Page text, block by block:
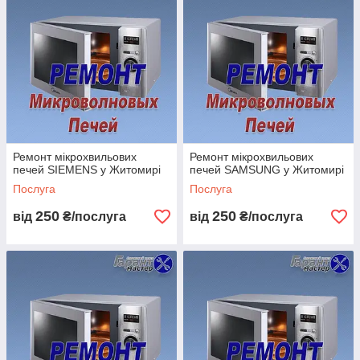
Ви телефонуєте нам або присилаєте заявку на ремонт!
Узгоджуємо час і дату прибуття майстра!
Майстер поспішає до Вас!
Ремонт мікрохвильових
печей SIEMENS у Житомирі
Послуга
від 250 ₴/послуга
Ремонт мікрохвильових
печей SAMSUNG у Житомирі
Послуга
від 250 ₴/послуга